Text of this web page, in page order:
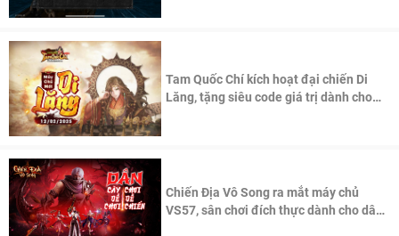
Tam Quốc Chí kích hoạt đại chiến Di
Lăng, tặng siêu code giá trị dành cho
Chiến Địa Vô Song ra mắt máy chủ
VS57, sân chơi đích thực dành cho dân